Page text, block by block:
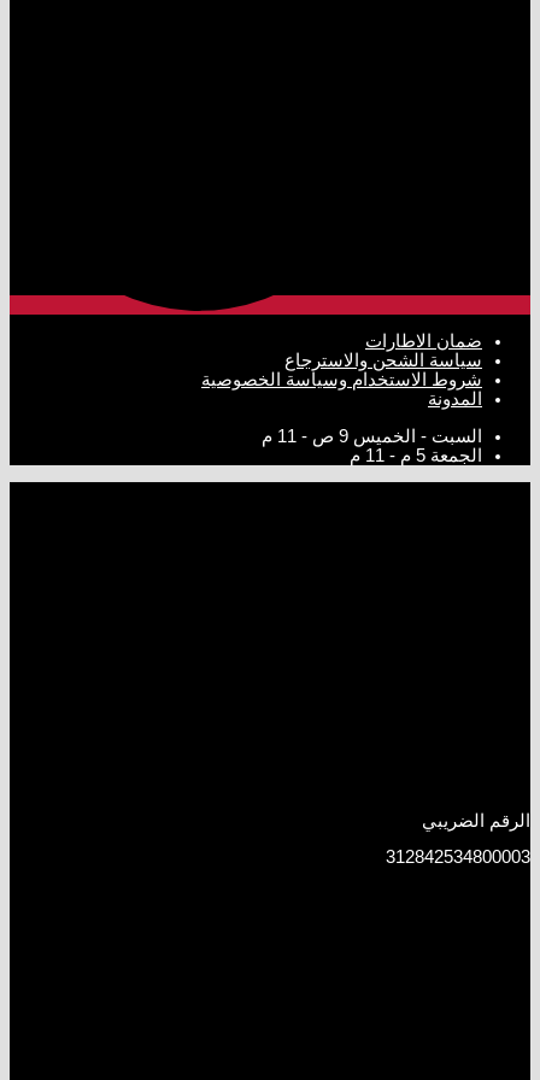
ضمان الاطارات
سياسة الشحن والاسترجاع
شروط الاستخدام وسياسة الخصوصية
المدونة
السبت - الخميس 9 ص - 11 م
الجمعة 5 م - 11 م
الرقم الضريبي
312842534800003